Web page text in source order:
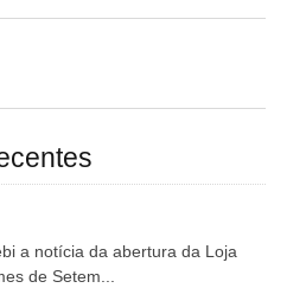
a notícia da abertura da Loja
de Setem...